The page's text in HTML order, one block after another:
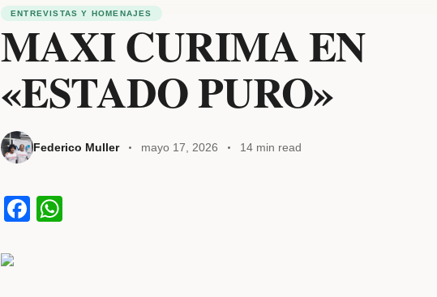
ENTREVISTAS Y HOMENAJES
MAXI CURIMA EN
«ESTADO PURO»
Federico Muller mayo 17, 2026 14 min read
F